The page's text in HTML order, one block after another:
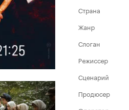
Страна
Жанр
Слоган
Режиссер
Сценарий
Продюсер